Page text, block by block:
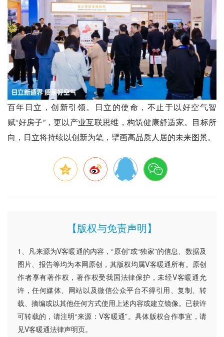
百年日立，创新引领。日立的使命，不止于以好空气智
赋“好房子”，更以产业互联思维，构筑健康舒适家。目标所
向，日立将持续以创新为笔，擘画高品质人居的未来图景。
【版权与免责声明】
1、凡来源为V客暖通的内容，“原创”或“独家”的信息、数据及
图片、报告等均为本网原创，其版权均属V客暖通所有。原创
作者享有著作权，著作权受我国法律保护，未经V客暖通允
许，任何媒体、网站以及微信公众平台不得引用、复制、转
载、摘编或以其他任何方式使用上述内容或建立镜像。已获许
可转载的，请注明“来源：V客暖通”。具体版权合作事宜，请
见V客暖通法律声明页。